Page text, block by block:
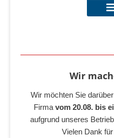
Wir
Wir möchten Sie
Firma vom 20.08. bis
aufgrund unseres
Vielen Dank